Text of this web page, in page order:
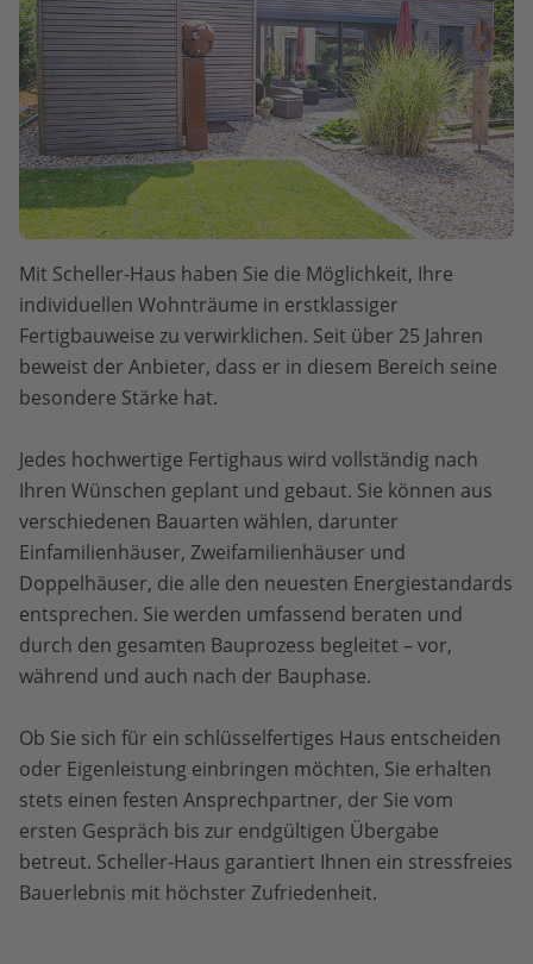
Mit Scheller-Haus haben Sie die Möglichkeit, Ihre
individuellen Wohnträume in erstklassiger
Fertigbauweise zu verwirklichen. Seit über 25 Jahren
beweist der Anbieter, dass er in diesem Bereich seine
besondere Stärke hat.
Jedes hochwertige Fertighaus wird vollständig nach
Ihren Wünschen geplant und gebaut. Sie können aus
verschiedenen Bauarten wählen, darunter
Einfamilienhäuser, Zweifamilienhäuser und
Doppelhäuser, die alle den neuesten Energiestandards
entsprechen. Sie werden umfassend beraten und
durch den gesamten Bauprozess begleitet – vor,
während und auch nach der Bauphase.
Ob Sie sich für ein schlüsselfertiges Haus entscheiden
oder Eigenleistung einbringen möchten, Sie erhalten
stets einen festen Ansprechpartner, der Sie vom
ersten Gespräch bis zur endgültigen Übergabe
betreut. Scheller-Haus garantiert Ihnen ein stressfreies
Bauerlebnis mit höchster Zufriedenheit.